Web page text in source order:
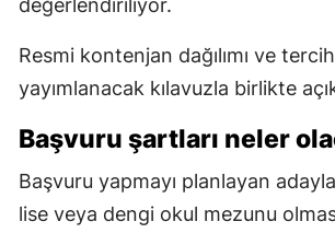
Resmi kontenjan dağılımı ve
yayımlanacak kılavuzla birlikte
Başvuru şartları neler
Başvuru yapmayı planlayan
lise veya dengi okul mezunu